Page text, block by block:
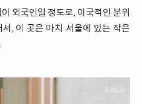
외국인일 정도로, 이국적인 분위
, 이 곳은 마치 서울에 있는 작은